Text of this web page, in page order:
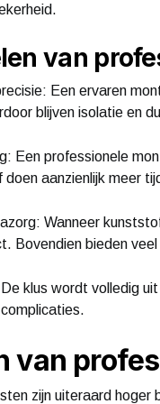
van
Een ervaren
blijven isolatie en
Een professionele
doen aanzienlijk meer
Wanneer
Bovendien bieden
klus wordt volledig
van
zijn uiteraard hoger